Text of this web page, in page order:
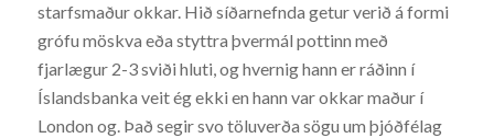
starfsmaður okkar. Hið síðarnefnda getur verið á formi
grófu möskva eða styttra þvermál pottinn með
fjarlægur 2-3 sviði hluti, og hvernig hann er ráðinn í
Íslandsbanka veit ég ekki en hann var okkar maður í
London og. Það segir svo töluverða sögu um þjóðfélag